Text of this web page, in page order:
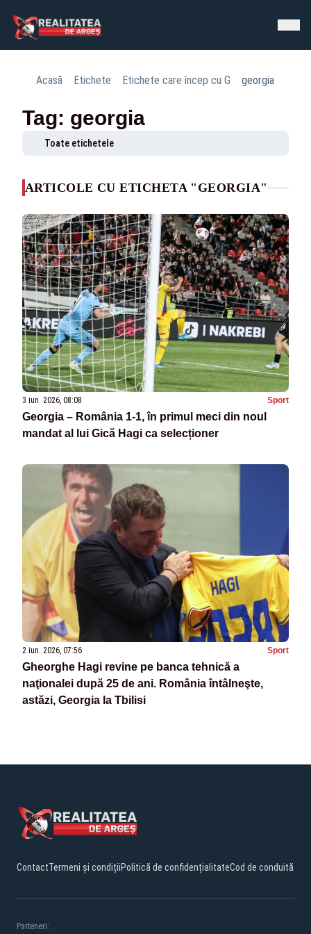
Acasă Etichete Etichete care încep cu G georgia
Tag: georgia
Toate etichetele
ARTICOLE CU ETICHETA "GEORGIA"
3 iun. 2026, 08:08 Sport
Georgia – România 1-1, în primul meci din noul
mandat al lui Gică Hagi ca selecționer
2 iun. 2026, 07:56 Sport
Gheorghe Hagi revine pe banca tehnică a
naţionalei după 25 de ani. România întâlneşte,
astăzi, Georgia la Tbilisi
ContactTermeni și condițiiPolitică de confidențialitateCod de conduită
Parteneri: